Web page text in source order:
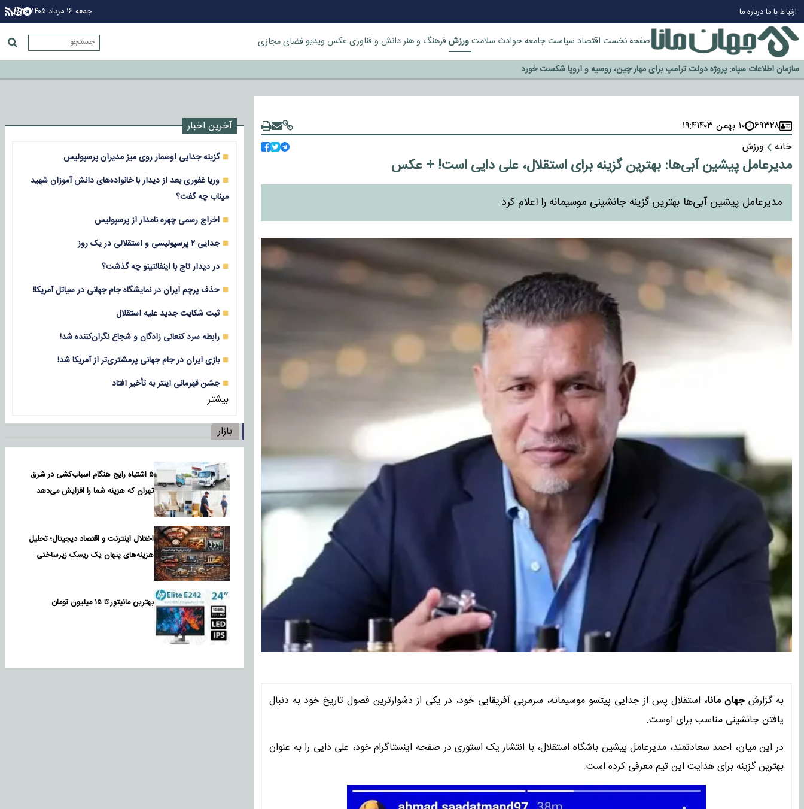
ارتباط با مادرباره ما جمعه ۱۶ مرداد ۱۴۰۵
صفحه نخست اقتصاد سیاستجامعهحوادث سلامتورزشفرهنگ و هنردانش و فناوری عکس ویدیوفضای مجازی
چرا طلا دوباره افزایشی شد؟
گزینه جدایی اوسمار روی میز مدیران پرسپولیس
آیا رئیس جمهور آمریکا قانون را دور می‌زند؟
سازمان اطلاعات سپاه: پروژه دولت ترامپ برای مهار چین، روسیه و اروپا شکست خورد
۶۹۳۲۸ ۱۰ بهمن ۱۴۰۳
۱۹:۴
خانه
ورزش
مدیرعامل پیشین آبی‌ها: بهترین گزینه برای استقلال، علی دایی است! + عکس
مدیرعامل پیشین آبی‌ها بهترین گزینه جانشینی موسیمانه را اعلام کرد.
به گزارشجهان مانا، استقلال پس از جدایی پیتسو موسیمانه، سرمربی آفریقایی خود، در یکی از دشوارترین فصول تاریخ خود به دنبال
یافتن جانشینی مناسب برای اوست.
در این میان، احمد سعادتمند، مدیرعامل پیشین باشگاه استقلال، با انتشار یک استوری در صفحه اینستاگرام خود، علی دایی را به عنوان
بهترین گزینه برای هدایت این تیم معرفی کرده است.
آخرین اخبار
گزینه جدایی اوسمار روی میز مدیران پرسپولیس
وریا غفوری بعد از دیدار با خانواده‌های دانش آموزان شهید
میناب چه گفت؟
اخراج رسمی چهره نامدار از پرسپولیس
جدایی ۲ پرسپولیسی و استقلالی در یک روز
در دیدار تاج با اینفانتینو چه گذشت؟
حذف پرچم ایران در نمایشگاه جام جهانی در سیاتل آمریکا!
ثبت شکایت جدید علیه استقلال
رابطه سرد کنعانی زادگان و شجاع نگران‌کننده شد!
بازی‌ ایران در جام جهانی پرمشتری‌تر از آمریکا شد!
جشن قهرمانی اینتر به تأخیر افتاد
بیشتر
بازار
۵ اشتباه رایج هنگام اسباب‌کشی در شرق
تهران که هزینه شما را افزایش می‌دهد
اختلال اینترنت و اقتصاد دیجیتال؛ تحلیل
هزینه‌های پنهان یک ریسک زیرساختی
بهترین مانیتور تا ۱۵ میلیون تومان